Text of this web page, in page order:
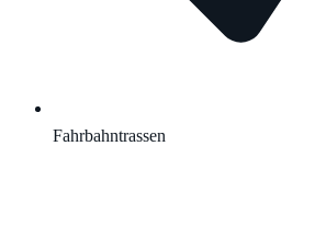
Fahrbahntrassen